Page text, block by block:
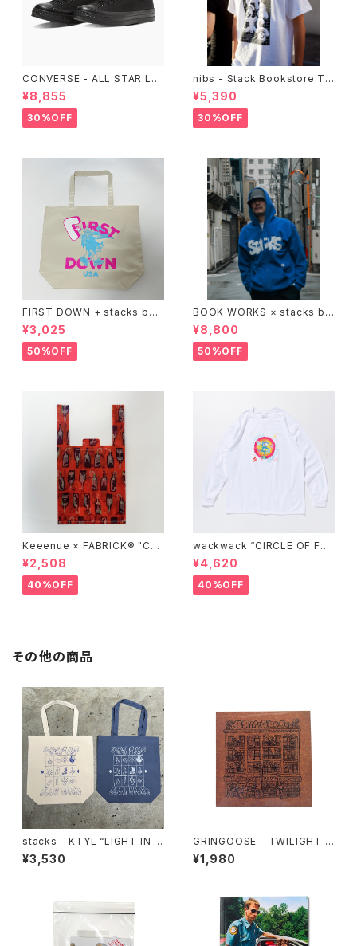
CONVERSE - ALL STAR LG
CY OX （ALL BLACK)
¥8,855
30%OFF
nibs - Stack Bookstore Te
e
¥5,390
30%OFF
FIRST DOWN + stacks boo
kstore BIG TOTE
¥3,025
50%OFF
BOOK WORKS × stacks bo
okstore "Jimbocho Beat Li
brary zip up hood"
¥8,800
50%OFF
Keeenue × FABRICK®︎ "CO
MPACT SHOPPING BAG" st
acks Exclusive model
¥2,508
40%OFF
wackwack “CIRCLE OF FRI
ENDS” L/S TEE
¥4,620
40%OFF
その他の商品
stacks - KTYL “LIGHT IN T
HE DARK” Totebag
¥3,530
GRINGOOSE - TWILIGHT W
ANDER
¥1,980